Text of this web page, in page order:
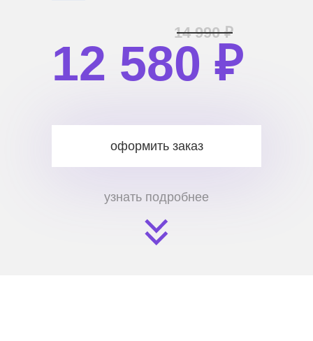
оформить заказ
узнать подробнее
12 580 ₽
14 990 ₽